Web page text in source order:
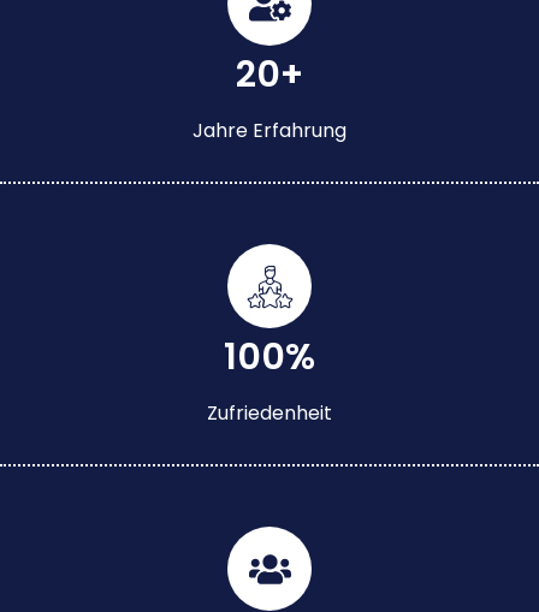
20+
Jahre Erfahrung
100%
Zufriedenheit